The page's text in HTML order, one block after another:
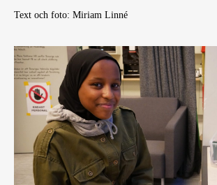
Text och foto: Miriam Linné